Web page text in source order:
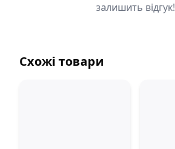
залишить відгук!
Схожі товари